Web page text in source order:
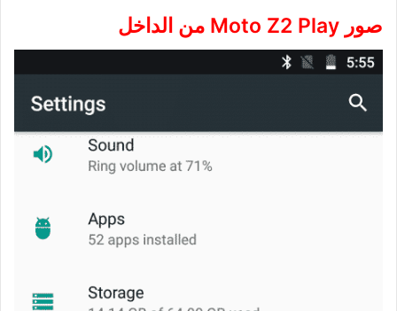
صور Moto Z2 Play من الداخل